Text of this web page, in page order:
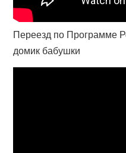
Переезд по Программе
домик бабушки